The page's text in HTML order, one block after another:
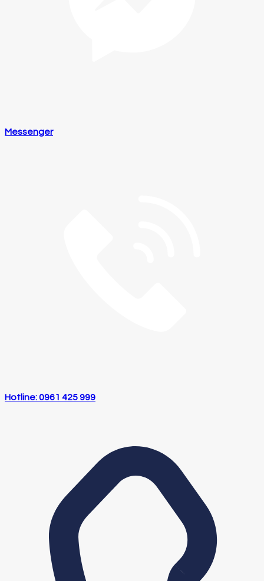
Messenger
Hotline: 0961 425 999